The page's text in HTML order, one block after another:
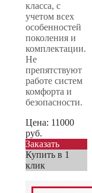
класса, с
учетом всех
особенностей
поколения и
комплектации.
Не
препятствуют
работе систем
комфорта и
безопасности.
Цена: 11000
руб.
Заказать
Купить в 1
клик